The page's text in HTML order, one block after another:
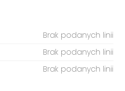
Brak podanych linii
Brak podanych linii
Brak podanych linii